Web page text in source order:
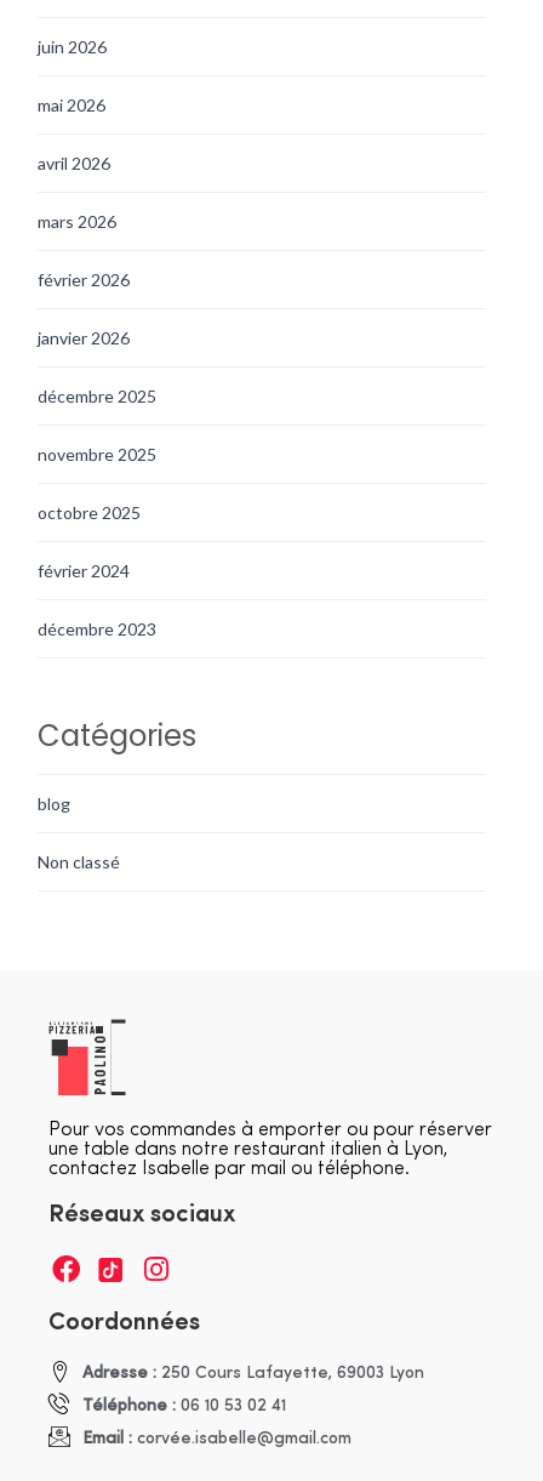
juin 2026
mai 2026
avril 2026
mars 2026
février 2026
janvier 2026
décembre 2025
novembre 2025
octobre 2025
février 2024
décembre 2023
Catégories
blog
Non classé
Coordonnées
Adresse :250 Cours Lafayette, 69003 Lyon
Téléphone :06 10 53 02 41
Email :corvée.isabelle@gmail.com
Réseaux sociaux
Pour vos commandes à emporter ou pour réserver
une table dans notre restaurant italien à Lyon,
contactez Isabelle par mail ou téléphone.